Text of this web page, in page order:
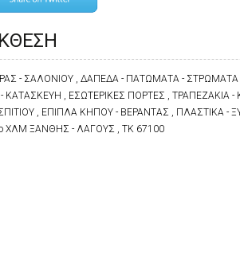
- ΣΑΛΟΝΙΟΥ , ΔΑΠΕΔΑ - ΠΑΤΩΜΑΤΑ - ΣΤΡΩΜΑΤΑ
, ΕΣΩΤΕΡΙΚΕΣ ΠΟΡΤΕΣ , ΤΡΑΠΕΖΑΚΙΑ -
, ΕΠΙΠΛΑ ΚΗΠΟΥ - ΒΕΡΑΝΤΑΣ , ΠΛΑΣΤΙΚΑ -
ΧΛΜ ΞΑΝΘΗΣ - ΛΑΓΟΥΣ , ΤΚ 67100